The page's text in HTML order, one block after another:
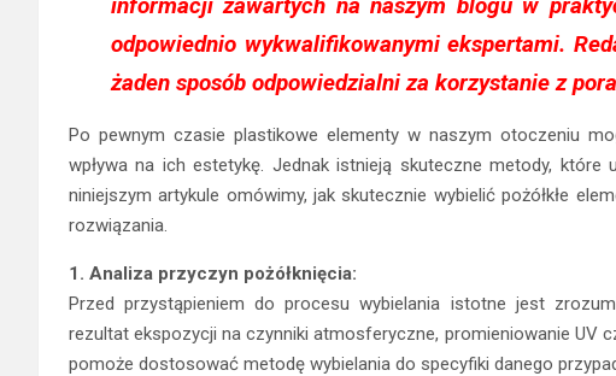
odpowiednio wykwalifikowanymi ekspertami.
żaden sposób odpowiedzialni za korzystanie z
Po pewnym czasie plastikowe elementy w naszym otoczeniu
wpływa na ich estetykę. Jednak istnieją skuteczne metody, które
niniejszym artykule omówimy, jak skutecznie wybielić pożółkłe
rozwiązania.
1. Analiza przyczyn pożółknięcia:
Przed przystąpieniem do procesu wybielania istotne jest
rezultat ekspozycji na czynniki atmosferyczne, promieniowanie UV
pomoże dostosować metodę wybielania do specyfiki danego